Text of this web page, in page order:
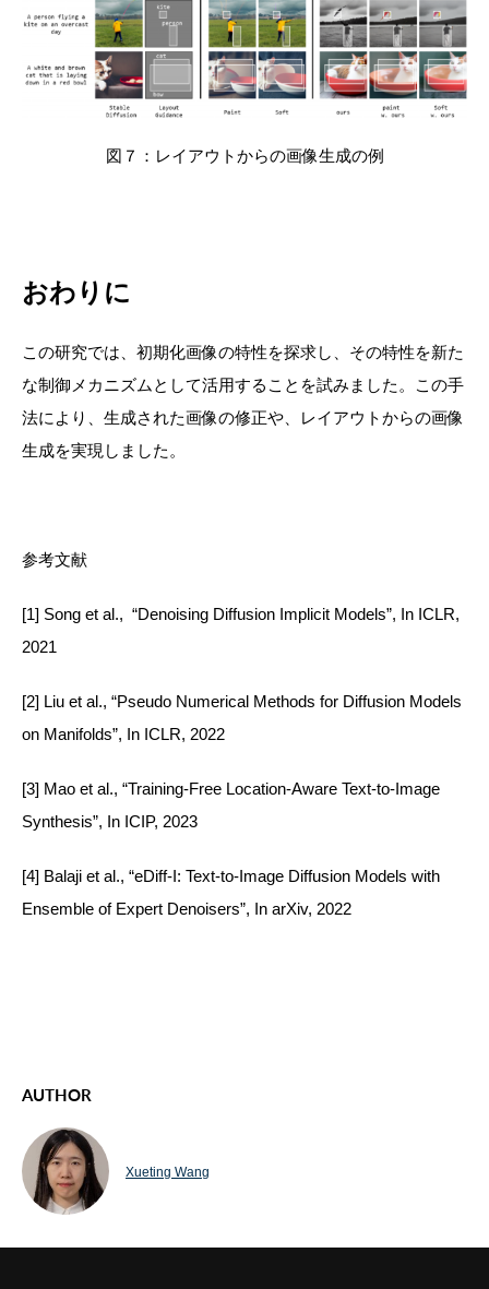
図７：レイアウトからの画像生成の例
おわりに
この研究では、初期化画像の特性を探求し、その特性を新た
な制御メカニズムとして活用することを試みました。この手
法により、生成された画像の修正や、レイアウトからの画像
生成を実現しました。
参考文献
[1] Song et al., “Denoising Diffusion Implicit Models”, In ICLR,
2021
[2] Liu et al., “Pseudo Numerical Methods for Diffusion Models
on Manifolds”, In ICLR, 2022
[3] Mao et al., “Training-Free Location-Aware Text-to-Image
Synthesis”, In ICIP, 2023
[4] Balaji et al., “eDiff-I: Text-to-Image Diffusion Models with
Ensemble of Expert Denoisers”, In arXiv, 2022
AUTHOR
Xueting Wang